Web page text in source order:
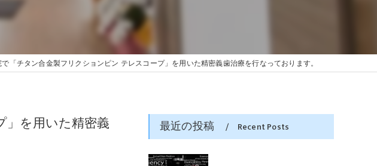
「チタン合金製フリクションピン テレスコープ」を用いた精密義歯治療を行なっております。
を用いた精密義
最近の投稿 Recent Posts